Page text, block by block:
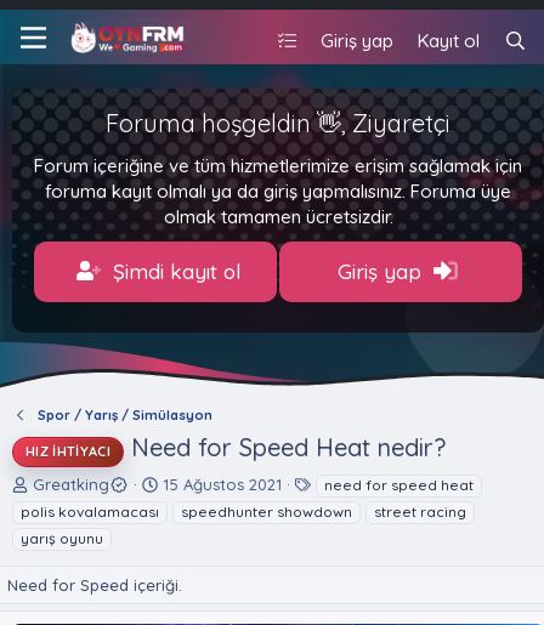
Giriş yap Kayıt ol
Foruma hoşgeldin 👋, Ziyaretçi
Forum içeriğine ve tüm hizmetlerimize erişim sağlamak için
foruma kayıt olmalı ya da giriş yapmalısınız. Foruma üye
olmak tamamen ücretsizdir.
Şimdi kayıt ol Giriş yap
Spor / Yarış / Simülasyon
HIZ İHTIYACI Need for Speed Heat nedir?
K
o
u
u
B
Greatking
B
n
g
15 Ağustos 2021
t
l
need for speed heat
polis kovalamacası
speedhunter showdown
street racing
yarış oyunu
Need for Speed içeriği.